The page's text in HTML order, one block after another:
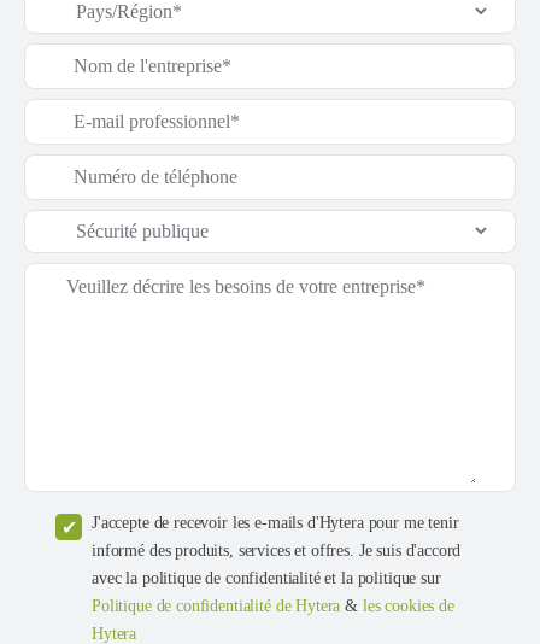
J'accepte de recevoir les e-mails d'Hytera pour me tenir
informé des produits, services et offres. Je suis d'accord
avec la politique de confidentialité et la politique sur
Politique de confidentialité de Hytera & les cookies de
Hytera